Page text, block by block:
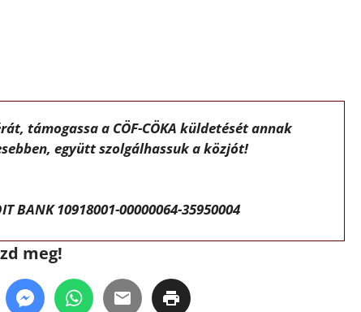
támogassa a CÖF-CÖKA küldetését annak
együtt szolgálhassuk a közjót!
BANK 10918001-00000064-35950004
meg!